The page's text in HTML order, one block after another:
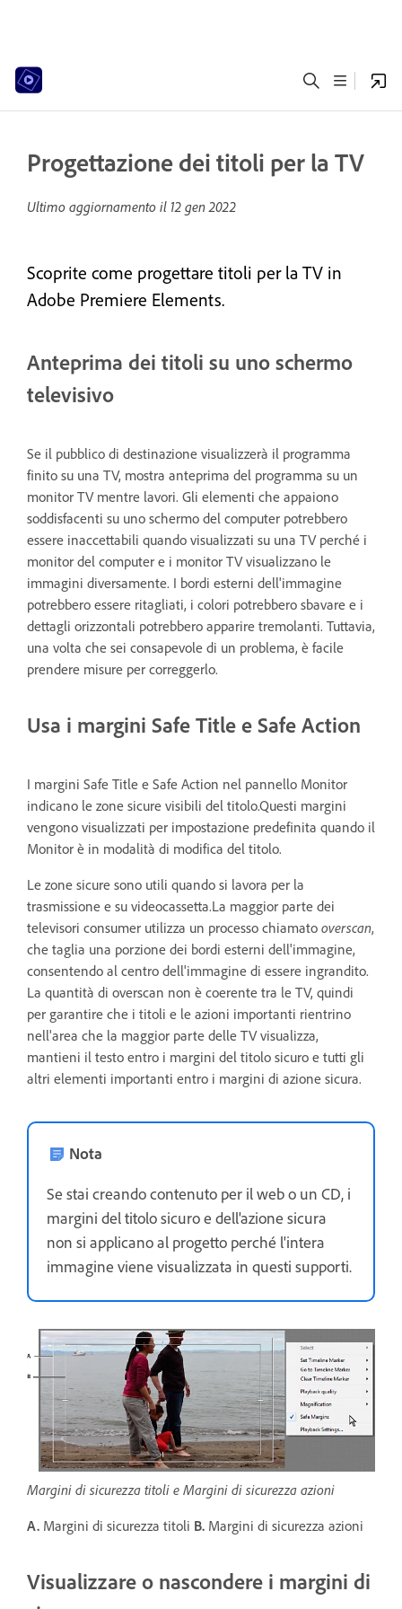
Progettazione dei titoli per la TV
Ultimo aggiornamento il 12 gen 2022
Scoprite come progettare titoli per la TV in
Adobe Premiere Elements.
Anteprima dei titoli su uno schermo
televisivo
Se il pubblico di destinazione visualizzerà il programma
finito su una TV, mostra anteprima del programma su un
monitor TV mentre lavori. Gli elementi che appaiono
soddisfacenti su uno schermo del computer potrebbero
essere inaccettabili quando visualizzati su una TV perché i
monitor del computer e i monitor TV visualizzano le
immagini diversamente. I bordi esterni dell'immagine
potrebbero essere ritagliati, i colori potrebbero sbavare e i
dettagli orizzontali potrebbero apparire tremolanti. Tuttavia,
una volta che sei consapevole di un problema, è facile
prendere misure per correggerlo.
Usa i margini Safe Title e Safe Action
I margini Safe Title e Safe Action nel pannello Monitor
indicano le zone sicure visibili del titolo.Questi margini
vengono visualizzati per impostazione predefinita quando il
Monitor è in modalità di modifica del titolo.
Le zone sicure sono utili quando si lavora per la
trasmissione e su videocassetta.La maggior parte dei
televisori consumer utilizza un processo chiamato overscan,
che taglia una porzione dei bordi esterni dell'immagine,
consentendo al centro dell'immagine di essere ingrandito.
La quantità di overscan non è coerente tra le TV, quindi
per garantire che i titoli e le azioni importanti rientrino
nell'area che la maggior parte delle TV visualizza,
mantieni il testo entro i margini del titolo sicuro e tutti gli
altri elementi importanti entro i margini di azione sicura.
Nota
Se stai creando contenuto per il web o un CD, i
margini del titolo sicuro e dell'azione sicura
non si applicano al progetto perché l'intera
immagine viene visualizzata in questi supporti.
Margini di sicurezza titoli e Margini di sicurezza azioni
A. Margini di sicurezza titoli B. Margini di sicurezza azioni
Visualizzare o nascondere i margini di